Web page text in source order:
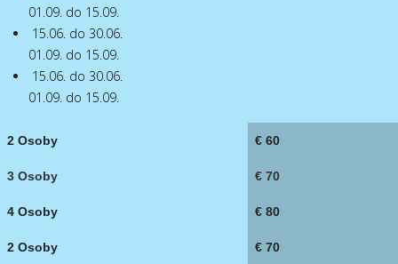
01.09. do 15.09.
15.06. do 30.06.
01.09. do 15.09.
15.06. do 30.06.
01.09. do 15.09.
2 Osoby € 60
3 Osoby € 70
4 Osoby € 80
2 Osoby € 70